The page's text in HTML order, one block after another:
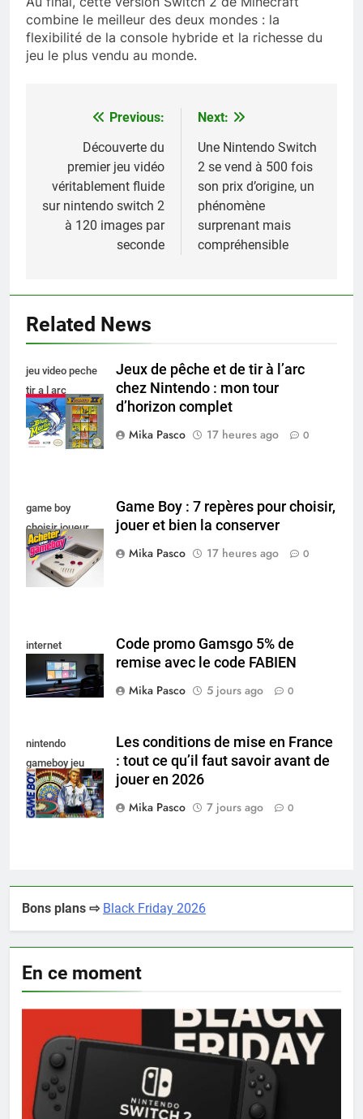
combine le meilleur des deux mondes : la
flexibilité de la console hybride et la richesse du
jeu le plus vendu au monde.
Navigation
l’article
Previous:
Découverte du
premier jeu vidéo
véritablement fluide
sur nintendo switch 2
à 120 images par
seconde
Next:
Une Nintendo Switch
2 se vend à 500 fois
son prix d’origine, un
phénomène
surprenant mais
compréhensible
Related News
jeu video peche
tir a l arc
nintendo
Jeux de pêche et de tir à l’arc
chez Nintendo : mon tour
d’horizon complet
Mika Pasco
17 heures ago 0
game boy
choisir joueur
conserver 1
Game Boy : 7 repères pour choisir,
jouer et bien la conserver
Mika Pasco
17 heures ago 0
internet
Code promo Gamsgo 5% de
remise avec le code FABIEN
Mika Pasco
5 jours ago 0
nintendo
gameboy jeu
casino
Les conditions de mise en France
: tout ce qu’il faut savoir avant de
jouer en 2026
Mika Pasco
7 jours ago 0
Bons plans ⇨ Black Friday 2026
En ce moment